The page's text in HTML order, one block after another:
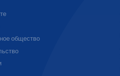
общество